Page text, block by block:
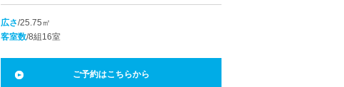
広さ/25.75㎡
客室数/8組16室
ご予約はこちらから